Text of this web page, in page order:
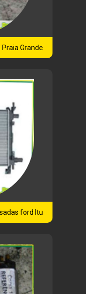
Grande
ford Itu